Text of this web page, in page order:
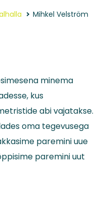
Mihkel Velström
minema
kus
abi vajatakse.
oma tegevusega
paremini uue
paremini uut